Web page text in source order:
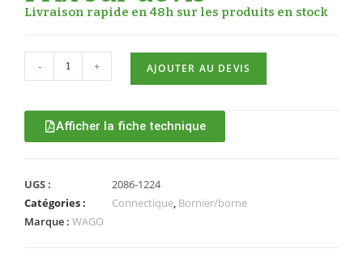
Livraison rapide en 48h sur les produits en stock
- + AJOUTER AU DEVIS
Afficher la fiche technique
UGS :
2086-1224
Catégories :
Connectique, Bornier/borne
Marque : WAGO